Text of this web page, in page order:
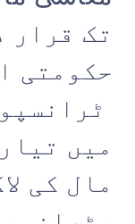
تک قرار
حکومتی
میں
مال کی